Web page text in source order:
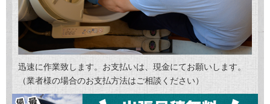
迅速に作業致します。お支払いは、現金にてお願いします。
（業者様の場合のお支払方法はご相談ください）